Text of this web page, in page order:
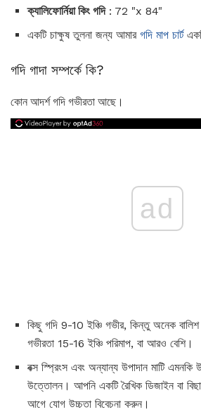
ক্যালিফোর্নিয়া কিং গদি: 72 "x 84"
একটি চাক্ষুষ তুলনা জন্য আমার গদি মাপ চার্ট
গদি গাদা সম্পর্কে কি?
কোন আদর্শ গদি গভীরতা আছে।
ad
কিছু গদি 9-10 ইঞ্চি গভীর, কিন্তু অনেক
গভীরতা 15-16 ইঞ্চি পরিমাপ, বা আরও বেশি।
বক্স স্প্রিংস এবং অন্যান্য উপাদান মাটি এমনকি
উত্তোলন। আপনি একটি রৈখিক ডিজাইন বা
আগে যোগ উচ্চতা বিবেচনা করুন।